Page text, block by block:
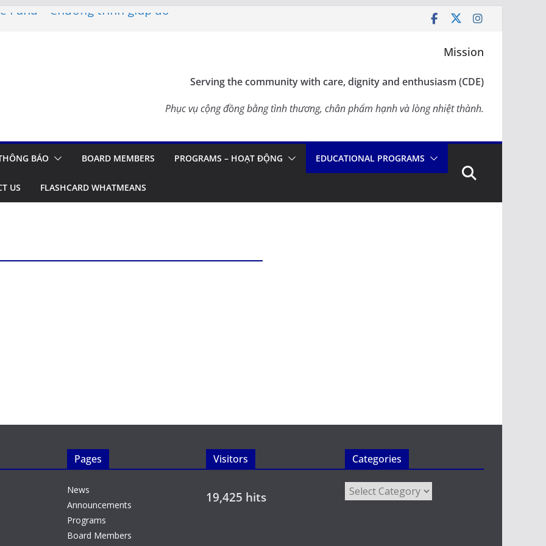
Fund – Chương trình giúp đỡ
Apps – Ứng Dụng Ôn
Update in Vietnam
– TẾT SẺ CHIA CÙNG CÁC
TẠI CALIFORNIA
Mission
Serving the community with care, dignity and enthusiasm (CDE)
Phục vụ cộng đồng bằng tình thương, chân phẩm hạnh và lòng nhiệt thành.
BÁO BOARD MEMBERS PROGRAMS – HOẠT ĐỘNG EDUCATIONAL PROGRAMS
US FLASHCARD WHATMEANS
Pages
News
Announcements
Programs
Board Members
Visitors
19,425 hits
Categories
Categories